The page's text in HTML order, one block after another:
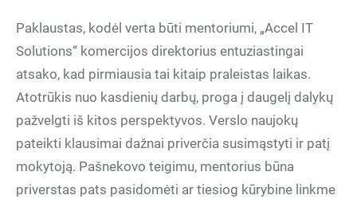
Paklaustas, kodėl verta būti mentoriumi, „Accel IT
Solutions“ komercijos direktorius entuziastingai
atsako, kad pirmiausia tai kitaip praleistas laikas.
Atotrūkis nuo kasdienių darbų, proga į daugelį dalykų
pažvelgti iš kitos perspektyvos. Verslo naujokų
pateikti klausimai dažnai priverčia susimąstyti ir patį
mokytoją. Pašnekovo teigimu, mentorius būna
priverstas pats pasidomėti ar tiesiog kūrybine linkme